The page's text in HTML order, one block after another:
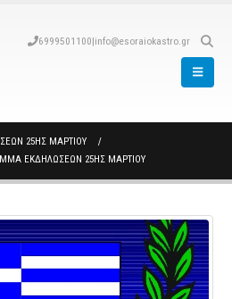
6999501100|info@esoraiokastro.gr
25ΗΣ ΜΑΡΤΊΟΥ
ΕΚΔΗΛΏΣΕΩΝ 25ΗΣ ΜΑΡΤΊΟΥ